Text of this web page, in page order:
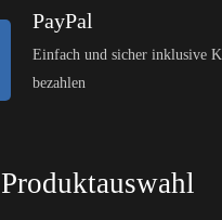
PayPal
Einfach und sicher inklusive
bezahlen
Produktauswahl